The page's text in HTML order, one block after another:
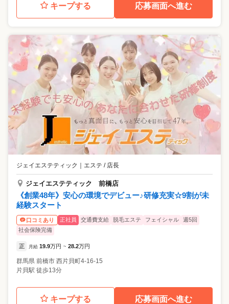
キープする 応募画面へ進む
ジェイエステティック ｜ エステ / 店長
ジェイエステティック 前橋店
《創業48年》安心の環境でデビュー♪研修充実☆9割が未
経験スタート
口コミあり 正社員 交通費支給 脱毛エステ フェイシャル
週5回
社会保険完備
正 月給 19.9万円 ~ 28.2万円
群馬県 前橋市 西片貝町4-16-15
片貝駅 徒歩13分
キープする 応募画面へ進む